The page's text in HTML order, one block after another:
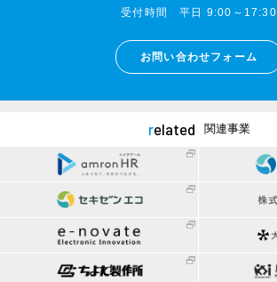
related 関連事業
受付時間平日 9:00～17:30
お問い合わせフォーム
〒760-0060 香川県高松市末広町7-21
（受付時間 平日 9:00～17:30）